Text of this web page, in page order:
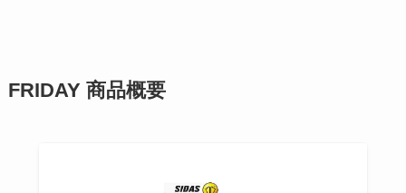
FRIDAY 商品概要